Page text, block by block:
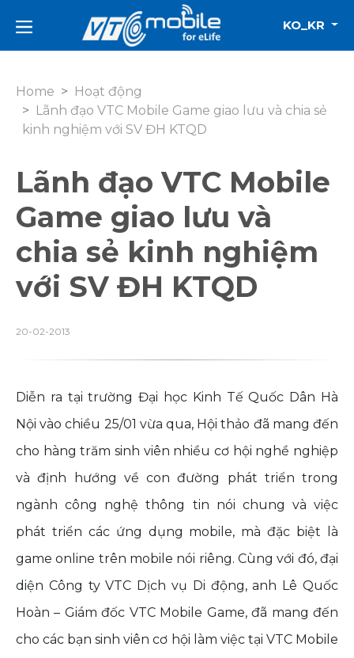
KO_KR
Home
Hoạt động
Lãnh đạo VTC Mobile Game giao lưu và chia sẻ
kinh nghiệm với SV ĐH KTQD
Lãnh đạo VTC Mobile
Game giao lưu và
chia sẻ kinh nghiệm
với SV ĐH KTQD
20-02-2013
Diễn ra tại trường Đại học Kinh Tế Quốc Dân Hà
Nội vào chiều 25/01 vừa qua, Hội thảo đã mang đến
cho hàng trăm sinh viên nhiều cơ hội nghề nghiệp
và định hướng về con đường phát triển trong
ngành công nghệ thông tin nói chung và việc
phát triển các ứng dụng mobile, mà đặc biệt là
game online trên mobile nói riêng. Cùng với đó, đại
diện Công ty VTC Dịch vụ Di động, anh Lê Quốc
Hoàn – Giám đốc VTC Mobile Game, đã mang đến
cho các bạn sinh viên cơ hội làm việc tại VTC Mobile